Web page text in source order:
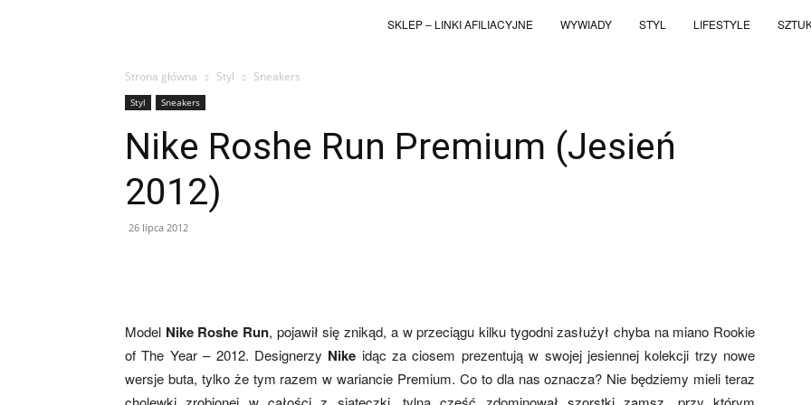
SKLEP – LINKI AFILIACYJNE WYWIADY STYL LIFESTYLE
Strona główna Styl Sneakers
Styl Sneakers
Nike Roshe Run Premium (Jesień
2012)
26 lipca 2012
Model Nike Roshe Run, pojawił się znikąd, a w przeciągu kilku tygodni zasłużył chyba na miano Rookie
of The Year – 2012. Designerzy Nike idąc za ciosem prezentują w swojej jesiennej kolekcji trzy nowe
wersje buta, tylko że tym razem w wariancie Premium. Co to dla nas oznacza? Nie będziemy mieli teraz